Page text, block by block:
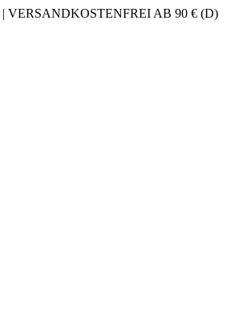
VERSANDKOSTENFREI AB 90 € (D)